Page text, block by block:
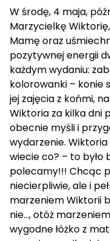
W środę, 4 maja,
Marzycielkę
Mamę oraz
pozytywnej energii
każdym wydaniu:
kolorowanki – konie
jej zajęcia z końmi,
Wiktoria za kilka dni
obecnie myśli i
wydarzenie.
wiecie co? – to było
polecamy!!! Chcąc
niecierpliwie, ale i
marzeniem Wiktorii
nie…, otóż
wygodne łóżko z